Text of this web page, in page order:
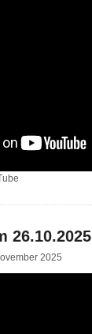
26.10.2025
2025